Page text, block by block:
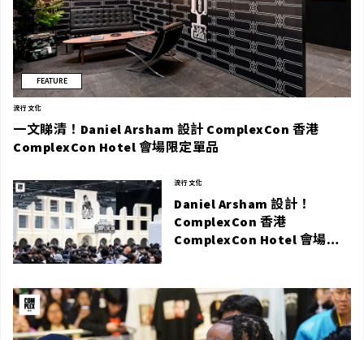
FEATURE
流行文化
一文睇清！Daniel Arsham 設計 ComplexCon 香港
ComplexCon Hotel 會場限定單品
流行文化
Daniel Arsham 設計！
ComplexCon 香港
ComplexCon Hotel 會場限